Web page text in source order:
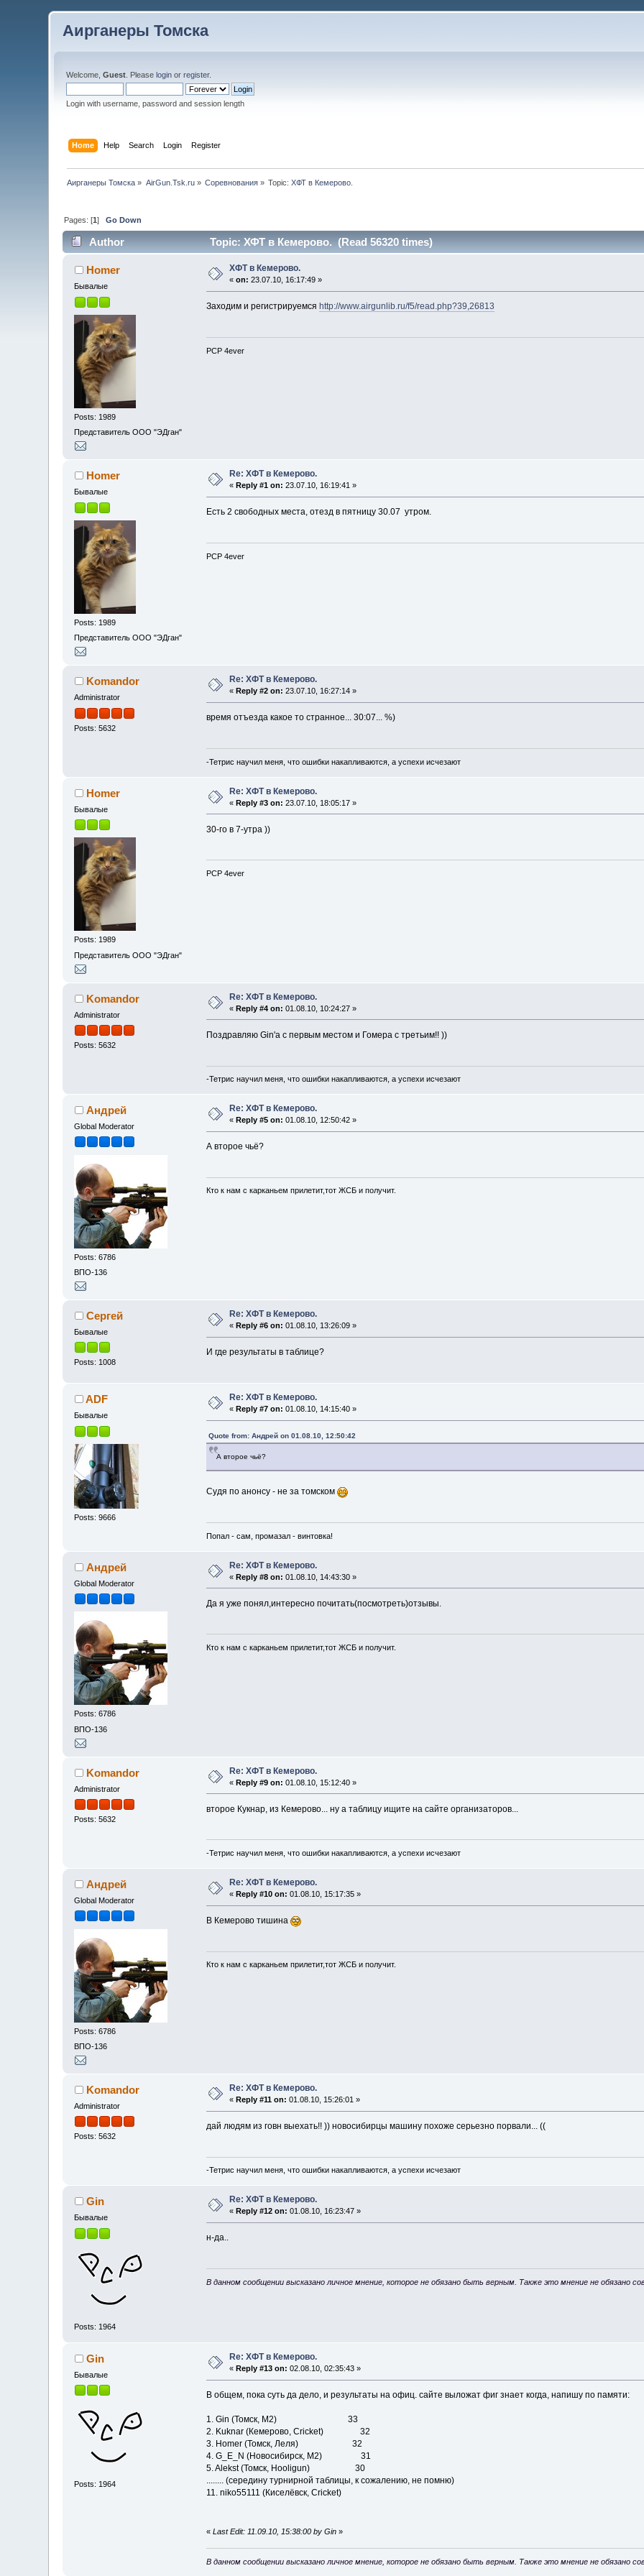
Аирганеры Томска
Welcome,Guest . Pleaselogin orregister.
Login with username, password and session length
Home Help Search Login Register
Аирганеры Томска » AirGun.Tsk.ru» Соревнования » Topic:ХФТ в Кемерово.
Pages: [1]Go Down
Author Topic: ХФТ в Кемерово. (Read 56320 times)
Homer
Бывалые
Posts: 1989
Представитель ООО "ЭДган"
ХФТ в Кемерово.
«on: 23.07.10, 16:17:49 »
Заходим и регистрируемся http://www.airgunlib.ru/f5/read.php?39,26813
PCP 4ever
Homer
Бывалые
Posts: 1989
Представитель ООО "ЭДган"
Re: ХФТ в Кемерово.
« Reply #1 on: 23.07.10, 16:19:41 »
Есть 2 свободных места, отезд в пятницу 30.07 утром.
PCP 4ever
Komandor
Administrator
Posts: 5632
Re: ХФТ в Кемерово.
« Reply #2 on: 23.07.10, 16:27:14 »
время отъезда какое то странное... 30:07... %)
-Тетрис научил меня, что ошибки накапливаются, а успехи исчезают
Homer
Бывалые
Posts: 1989
Представитель ООО "ЭДган"
Re: ХФТ в Кемерово.
«Reply #3 on: 23.07.10, 18:05:17 »
30-го в 7-утра ))
PCP 4ever
Komandor
Administrator
Posts: 5632
Re: ХФТ в Кемерово.
«Reply #4 on: 01.08.10, 10:24:27 »
Поздравляю Gin'a с первым местом и Гомера с третьим!! ))
-Тетрис научил меня, что ошибки накапливаются, а успехи исчезают
Андрей
Global Moderator
Posts: 6786
ВПО-136
Re: ХФТ в Кемерово.
«Reply #5 on: 01.08.10, 12:50:42 »
А второе чьё?
Кто к нам с карканьем прилетит,тот ЖСБ и получит.
Сергей
Бывалые
Posts: 1008
Re: ХФТ в Кемерово.
«Reply #6 on: 01.08.10, 13:26:09 »
И где результаты в таблице?
ADF
Бывалые
Posts: 9666
Re: ХФТ в Кемерово.
« Reply #7 on: 01.08.10, 14:15:40 »
Quote from: Андрей on 01.08.10, 12:50:42
А второе чьё?
Судя по анонсу - не за томском
Попал - сам, промазал - винтовка!
Андрей
Global Moderator
Posts: 6786
ВПО-136
Re: ХФТ в Кемерово.
«Reply #8 on: 01.08.10, 14:43:30 »
Да я уже понял,интересно почитать(посмотреть)отзывы.
Кто к нам с карканьем прилетит,тот ЖСБ и получит.
Komandor
Administrator
Posts: 5632
Re: ХФТ в Кемерово.
«Reply #9 on: 01.08.10, 15:12:40 »
второе Кукнар, из Кемерово... ну а таблицу ищите на сайте организаторов...
-Тетрис научил меня, что ошибки накапливаются, а успехи исчезают
Андрей
Global Moderator
Posts: 6786
ВПО-136
Re: ХФТ в Кемерово.
«Reply #10 on: 01.08.10, 15:17:35 »
В Кемерово тишина
Кто к нам с карканьем прилетит,тот ЖСБ и получит.
Komandor
Administrator
Posts: 5632
Re: ХФТ в Кемерово.
«Reply #11 on: 01.08.10, 15:26:01 »
дай людям из говн выехать!! )) новосибирцы машину похоже серьезно порвали... ((
-Тетрис научил меня, что ошибки накапливаются, а успехи исчезают
Gin
Бывалые
Posts: 1964
Re: ХФТ в Кемерово.
« Reply #12 on: 01.08.10, 16:23:47 »
н-да..
В данном сообщении высказано личное мнение, которое не обязано быть верным. Также это мнение не обязано
Gin
Бывалые
Posts: 1964
Re: ХФТ в Кемерово.
«Reply #13 on: 02.08.10, 02:35:43 »
В общем, пока суть да дело, и результаты на офиц. сайте выложат фиг знает когда, напишу по памяти:
1. Gin (Томск, М2) 33
2. Kuknar (Кемерово, Cricket) 32
3. Homer (Томск, Леля) 32
4. G_E_N (Новосибирск, М2) 31
5. Alekst (Томск, Hooligun) 30
........ (середину турнирной таблицы, к сожалению, не помню)
11. niko55111 (Киселёвск, Cricket)
« Last Edit: 11.09.10, 15:38:00 by Gin»
В данном сообщении высказано личное мнение, которое не обязано быть верным. Также это мнение не обязано